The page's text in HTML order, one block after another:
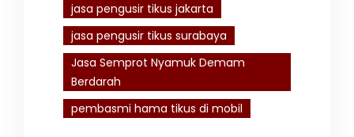
jasa pengusir tikus jakarta
jasa pengusir tikus surabaya
Jasa Semprot Nyamuk Demam
Berdarah
pembasmi hama tikus di mobil